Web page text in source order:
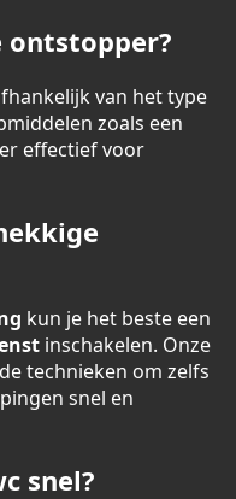
ontstopper?
van het type
zoals een
effectief voor
kun je het beste een
inschakelen. Onze
technieken om zelfs
snel en
snel?